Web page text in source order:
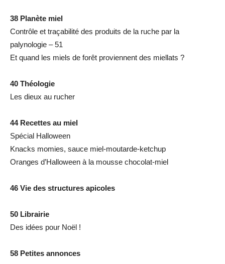
38 Planète miel
Contrôle et traçabilité des produits de la ruche par la
palynologie – 51
Et quand les miels de forêt proviennent des miellats ?
40 Théologie
Les dieux au rucher
44 Recettes au miel
Spécial Halloween
Knacks momies, sauce miel-moutarde-ketchup
Oranges d’Halloween à la mousse chocolat-miel
46 Vie des structures apicoles
50 Librairie
Des idées pour Noël !
58 Petites annonces